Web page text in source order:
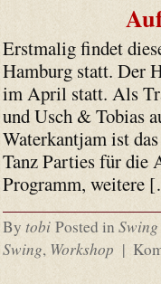
Erstmalig findet
Hamburg statt. Der
im April statt. Als
und Usch & Tobias
Waterkantjam ist
Tanz Parties für die
Programm, weitere
By tobi Posted in Swing
Swing, Workshop |